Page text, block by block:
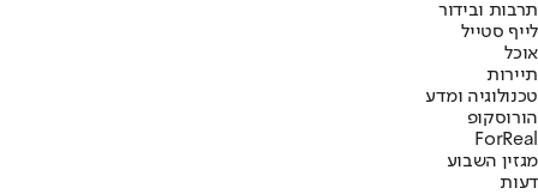
תרבות ובידור
לייף סטייל
אוכל
תיירות
טכנולוגיה ומדע
הורוסקופ
ForReal
מגזין השבוע
דעות